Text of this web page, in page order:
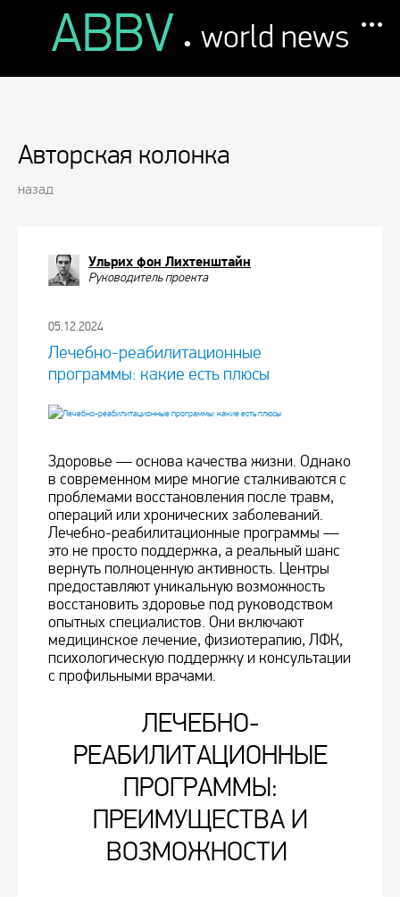
ABBV . world news
Авторская колонка
назад
Ульрих фон Лихтенштайн
Руководитель проекта
05.12.2024
Лечебно-реабилитационные
программы: какие есть плюсы
Здоровье — основа качества жизни. Однако
в современном мире многие сталкиваются с
проблемами восстановления после травм,
операций или хронических заболеваний.
Лечебно-реабилитационные программы —
это не просто поддержка, а реальный шанс
вернуть полноценную активность. Центры
предоставляют уникальную возможность
восстановить здоровье под руководством
опытных специалистов. Они включают
медицинское лечение, физиотерапию, ЛФК,
психологическую поддержку и консультации
с профильными врачами.
ЛЕЧЕБНО-
РЕАБИЛИТАЦИОННЫЕ
ПРОГРАММЫ:
ПРЕИМУЩЕСТВА И
ВОЗМОЖНОСТИ